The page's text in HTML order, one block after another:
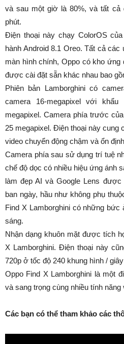
và sau một giờ là 80%, và tất cả
phút.
Điện thoại này chạy ColorOS
hành Android 8.1 Oreo. Tất cả
màn hình chính, Oppo có kho ứng
được cài đặt sẵn khác nhau bao
Phiên bản Lamborghini có
camera 16-megapixel với
megapixel. Camera phía trước
25 megapixel. Điện thoại này cung
video chuyển động chậm và ổn
Camera phía sau sử dụng trí tuệ
chế độ dọc có nhiều hiệu ứng ánh
làm đẹp AI và Google Lens
ban ngày, hầu như không phụ
Find X Lamborghini có những
sáng.
Nhận dạng khuôn mặt được tích
X Lamborghini. Điện thoại này
720p ở tốc độ 240 khung hình /
Oppo Find X Lamborghini là một
và sang trọng cùng nhiều tính
Các bạn có thể tham khảo các